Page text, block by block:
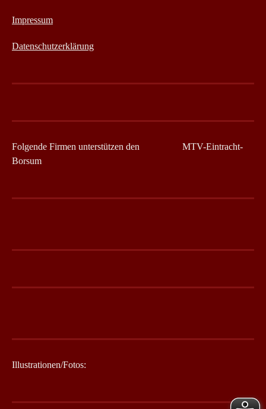
Impressum
Datenschutzerklärung
Folgende Firmen unterstützen den MTV-Eintracht-
Borsum
Illustrationen/Fotos: